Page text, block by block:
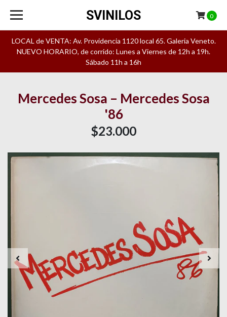
LOCAL de VENTA: Av. Providencia 1120 local 65. Galeria Veneto.
NUEVO HORARIO, de corrido: Lunes a Viernes de 12h a 19h.
Sábado 11h a 16h
SVINILOS 0
Mercedes Sosa – Mercedes Sosa
'86
$23.000